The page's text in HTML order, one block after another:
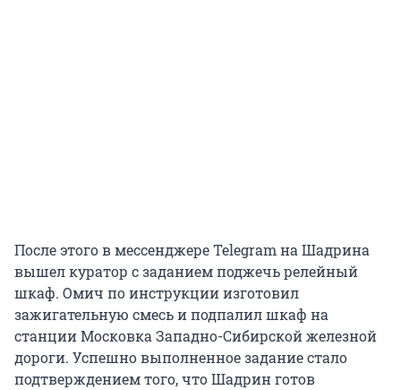
После этого в мессенджере Telegram на Шадрина
вышел куратор с заданием поджечь релейный
шкаф. Омич по инструкции изготовил
зажигательную смесь и подпалил шкаф на
станции Московка Западно-Сибирской железной
дороги. Успешно выполненное задание стало
подтверждением того, что Шадрин готов